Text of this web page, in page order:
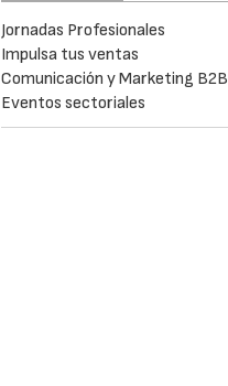
Jornadas Profesionales
Impulsa tus ventas
Comunicación y Marketing B2B
Eventos sectoriales